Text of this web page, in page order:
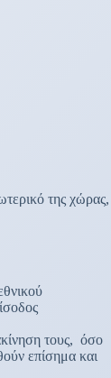
της χώρας,
τους, όσο
επίσημα και